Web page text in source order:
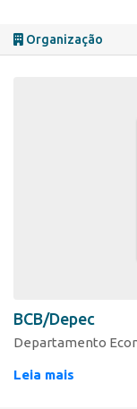
Organização
BCB/Depec
Departamento
Leia mais